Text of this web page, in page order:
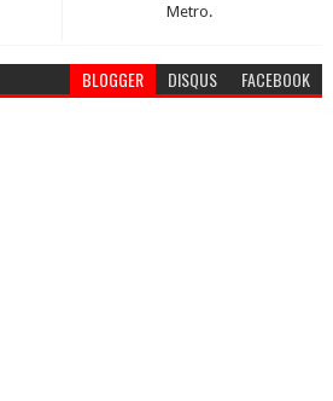
Metro.
BLOGGER DISQUS FACEBOOK